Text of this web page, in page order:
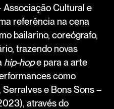
Cultural e
referência na cena
bailarino, coreógrafo,
trazendo novas
hip-hope para a arte
como
e Bons Sons –
através do